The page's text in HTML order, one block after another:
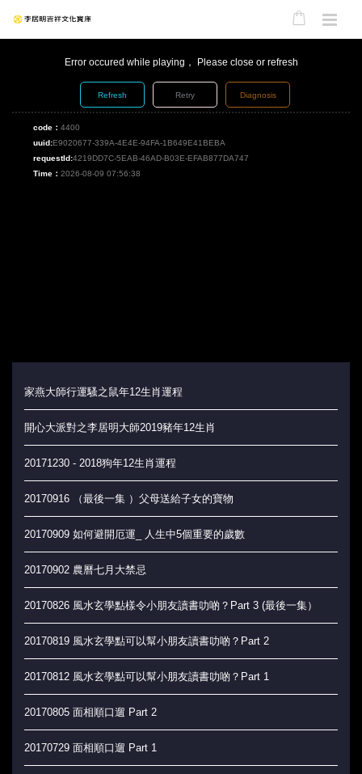
Error occured while playing， Please close or refresh
Refresh Retry Diagnosis
code： 4400
uuid:E9020677-339A-4E4E-94FA-1B649E41BEBA
requestId:4219DD7C-5EAB-46AD-B03E-EFAB877DA747
Time： 2026-08-09 07:56:38
家燕大師行運騷之鼠年12生肖運程
開心大派對之李居明大師2019豬年12生肖
20171230 - 2018狗年12生肖運程
20170916 （最後一集 ）父母送給子女的寶物
20170909 如何避開厄運_ 人生中5個重要的歲數
20170902 農曆七月大禁忌
20170826 風水玄學點樣令小朋友讀書叻啲？Part 3 (最後一集）
20170819 風水玄學點可以幫小朋友讀書叻啲？Part 2
20170812 風水玄學點可以幫小朋友讀書叻啲？Part 1
20170805 面相順口遛 Part 2
20170729 面相順口遛 Part 1